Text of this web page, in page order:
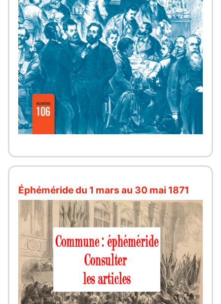
Éphéméride du 1 mars au 30 mai 1871